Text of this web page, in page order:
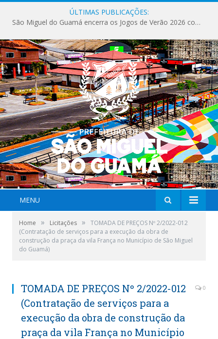
ÚLTIMAS PUBLICAÇÕES:
Milhares de fiéis tomam as ruas de São Miguel do Guamá em uma grande celebração de fé na Marcha para Jesus 2026.
MENU
Home » Licitações »
TOMADA DE PREÇOS Nº 2/2022-012
(Contratação de serviços para a execução da obra de
construção da praça da vila França no Município de São Miguel
do Guamá)
TOMADA DE PREÇOS Nº 2/2022-012
(Contratação de serviços para a
execução da obra de construção da
praça da vila França no Município
0